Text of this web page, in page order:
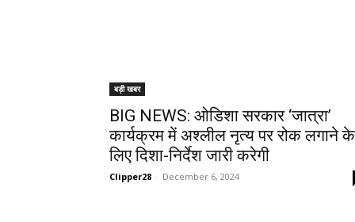
बड़ी खबर
BIG NEWS: ओडिशा सरकार ‘जात्रा’
कार्यक्रम में अश्लील नृत्य पर रोक लगाने के
लिए दिशा-निर्देश जारी करेगी
Clipper28 - December 6, 2024